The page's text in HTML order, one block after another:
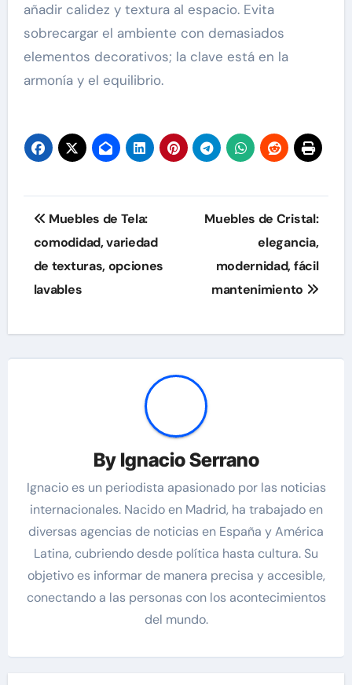
añadir calidez y textura al espacio. Evita
sobrecargar el ambiente con demasiados
elementos decorativos; la clave está en la
armonía y el equilibrio.
Post
navigation
Muebles de Tela:
comodidad, variedad
de texturas, opciones
lavables
Muebles de Cristal:
elegancia,
modernidad, fácil
mantenimiento
By Ignacio Serrano
Ignacio es un periodista apasionado por las noticias
internacionales. Nacido en Madrid, ha trabajado en
diversas agencias de noticias en España y América
Latina, cubriendo desde política hasta cultura. Su
objetivo es informar de manera precisa y accesible,
conectando a las personas con los acontecimientos
del mundo.